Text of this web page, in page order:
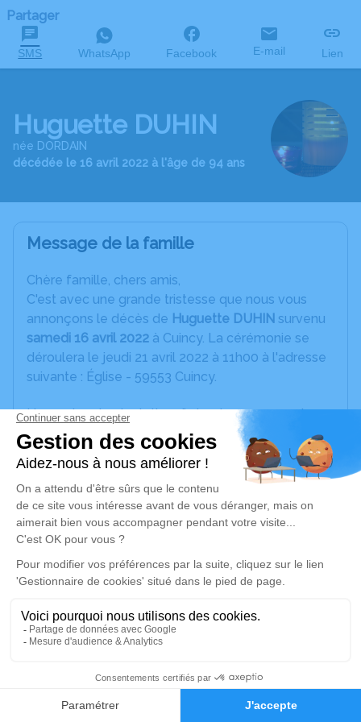
Faire-part Hommages
Partager
SMS WhatsApp Facebook E-mail Lien
Huguette DUHIN
née DORDAIN
décédée le 16 avril 2022 à l'âge de 94 ans
Message de la famille
Chère famille, chers amis,
C'est avec une grande tristesse que nous vous
annonçons le décès de Huguette DUHIN survenu
samedi 16 avril 2022 à Cuincy. La cérémonie se
déroulera le jeudi 21 avril 2022 à 11h00 à l'adresse
suivante : Église - 59553 Cuincy.
Un service de plantation d’arbre hommage est
Je rends hommage
Cérémonie religieuse
jeudi 21 avril 2022 à 11h00
Église de Cuincy
59553 Cuincy
Déroulé des obsèques
Repos du corps au domicile